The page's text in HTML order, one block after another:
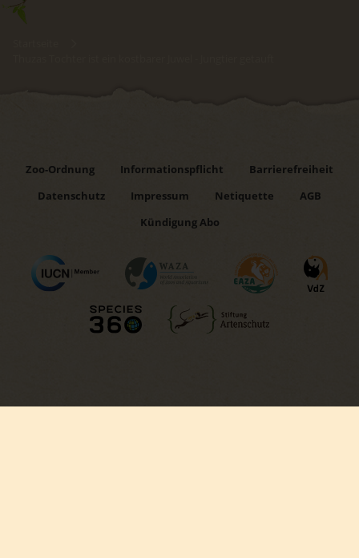
Zoo-Ordnung Informationspflicht
Barrierefreiheit
Datenschutz
Impressum Netiquette
AGB
Kündigung Abo